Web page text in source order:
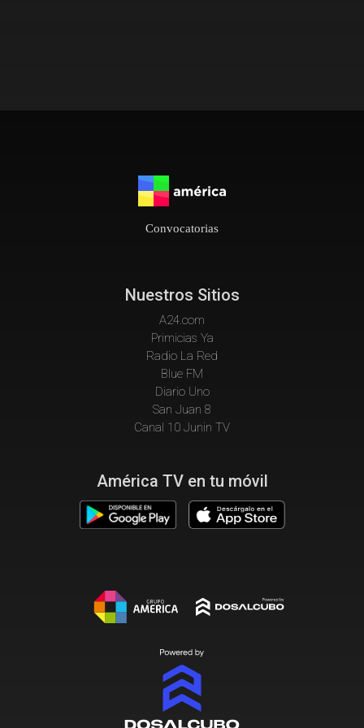
Convocatorias
Nuestros Sitios
A24.com
Primicias Ya
Radio La Red
Blue FM
Diario Uno
San Juan 8
Canal 10 Junin TV
América TV en tu móvil